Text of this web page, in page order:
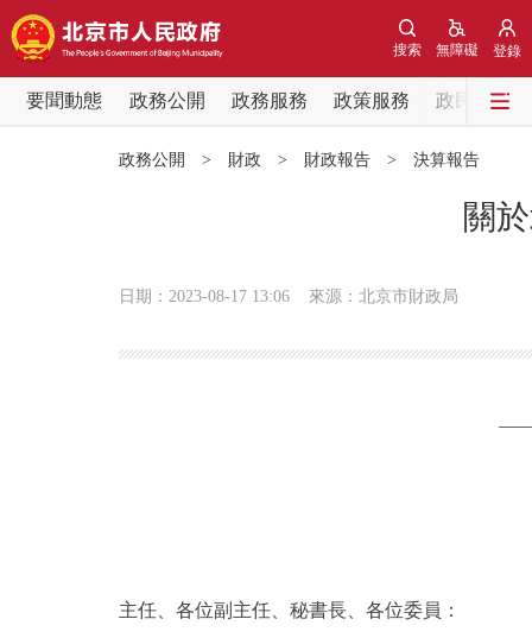
登錄
無障礙
搜索
要聞動態 政務公開 政務服務 政策服務
政民互動
政務公開 > 財政 > 財政報告 > 決算報告
關
日期：2023-08-17 13:06 來源：北京市財政局
主任、各位副主任、秘書長、各位委員：